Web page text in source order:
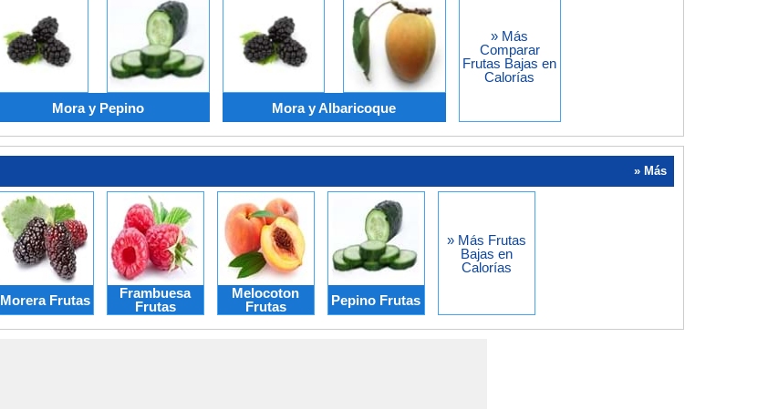
Mora y Pepino Mora y Albaricoque
» Más
Comparar
Frutas Bajas en
Calorías
» Más
Morera Frutas
Frambuesa
Frutas
Melocoton
Frutas
Pepino Frutas
» Más Frutas
Bajas en
Calorías